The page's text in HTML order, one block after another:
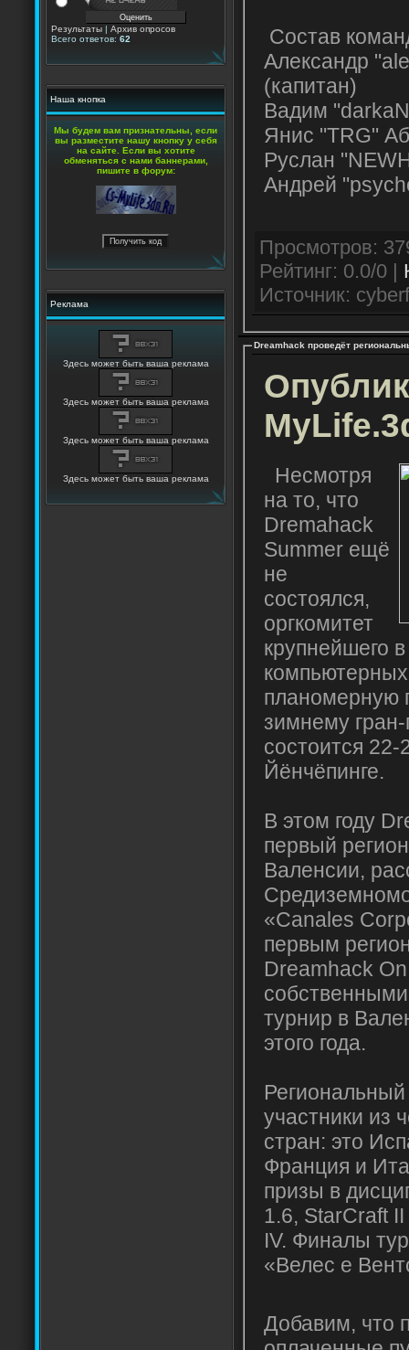
Результаты | Архив опросов
Всего ответов: 62
Наша кнопка
Мы будем вам признательны, если
вы разместите нашу кнопку у себя
на сайте. Если вы хотите
обменяться с нами баннерами,
пишите в форум:
Реклама
Здесь может быть ваша реклама
Здесь может быть ваша реклама
Здесь может быть ваша реклама
Здесь может быть ваша реклама
Состав
Александр
(капитан)
Вадим
Янис "TRG"
Руслан
Андрей
Рейтинг: 0.0/0 |
Источник:
Dreamhack проведёт
Несмотря
на то, что
Dremahack
Summer ещё
не
состоялся,
оргкомитет
крупнейшего
планомерную
зимнему
состоится 22-
Йёнчёпинге.
В этом году
первый
Валенсии,
«Canales
первым
Dreamhack
турнир в
этого года.
Региональный
участники из
стран: это
Франция и
призы в
1.6, StarCraft
IV. Финалы
«Велес е
Добавим, что